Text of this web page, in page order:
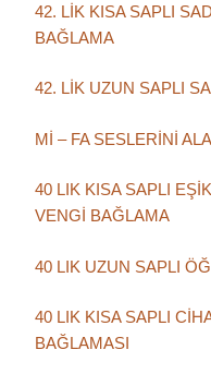
42. LİK KISA SAPLI
BAĞLAMA
42. LİK UZUN SAPLI
Mİ – FA SESLERİNİ
40 LIK KISA SAPLI
VENGİ BAĞLAMA
40 LIK UZUN SAPLI
40 LIK KISA SAPLI
BAĞLAMASI